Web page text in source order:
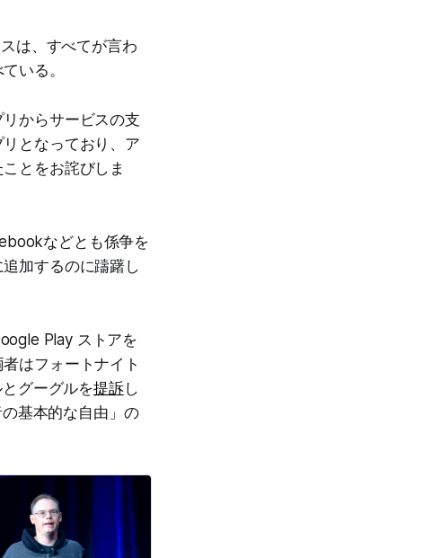
は、すべてが言わ
いる。
からサービスの支
となっており、ア
とをお詫びしま
などとも係争を
加するのに躊躇し
Play ストアを
はフォートナイト
グーグルを提訴し
基本的な自由」の